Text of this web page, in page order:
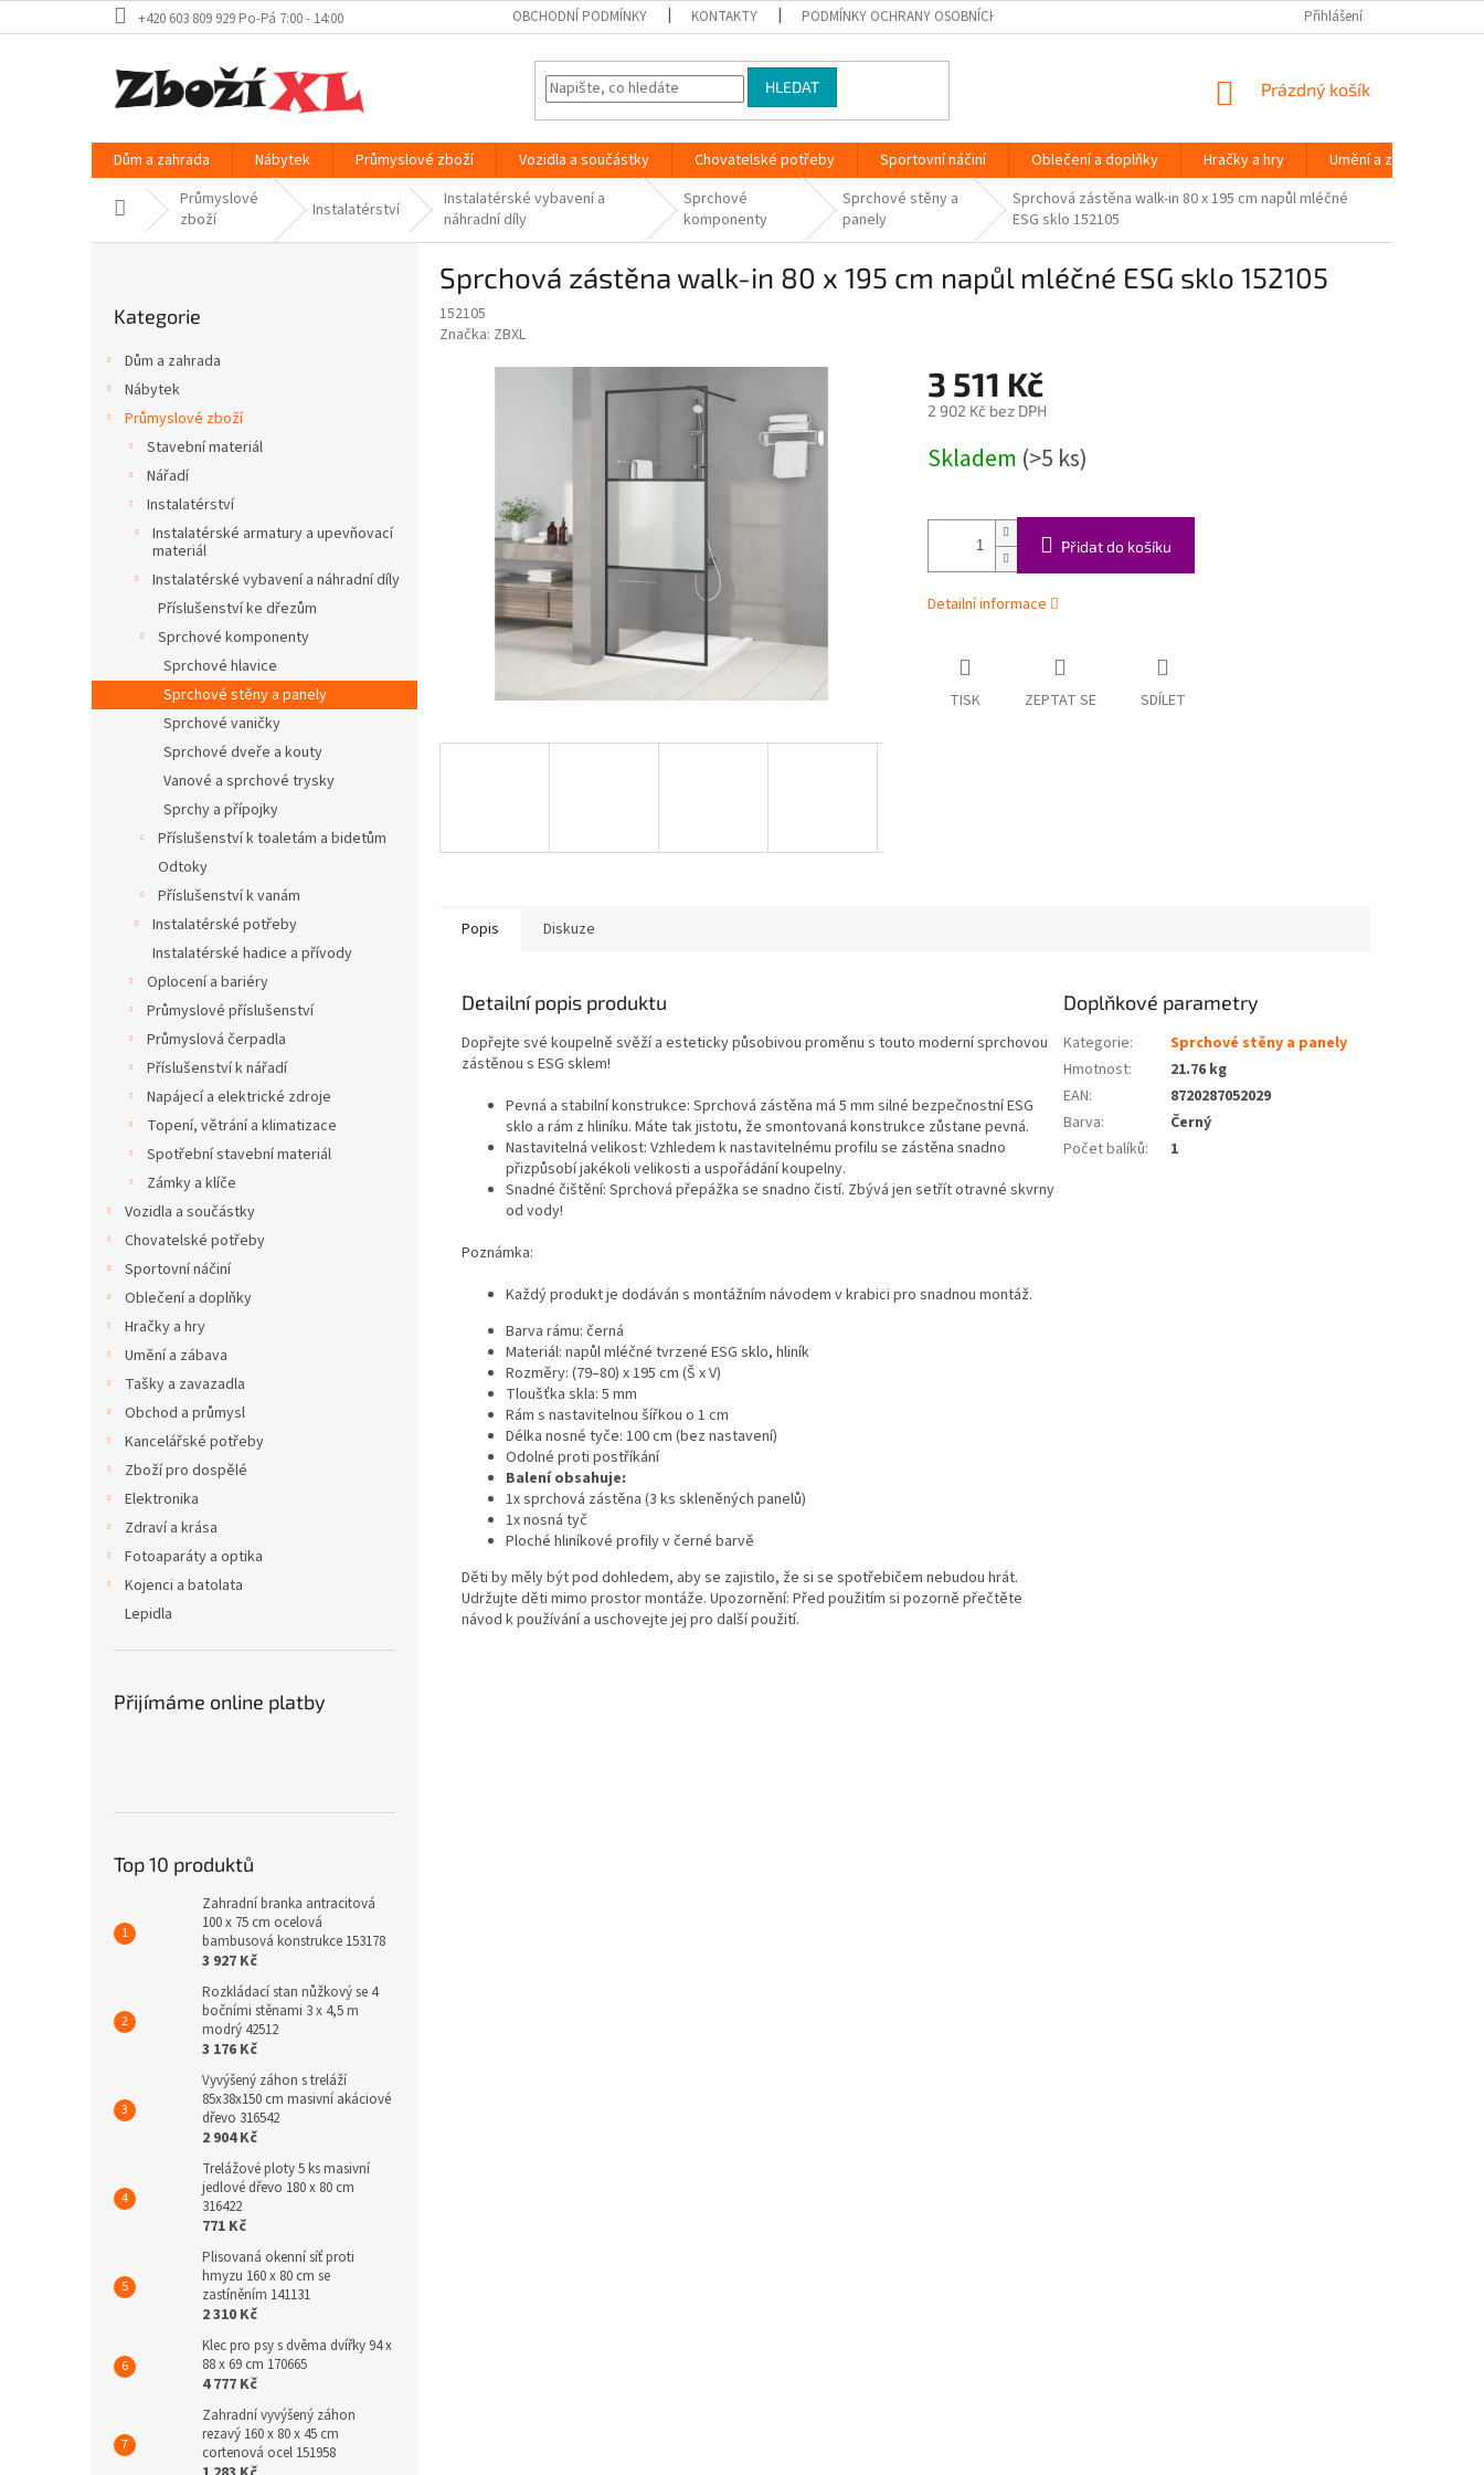
na
+420 603 809 929 Po-Pá 7:00 - 14:00 OBCHODNÍ PODMÍNKY KONTAKTY PODMÍNKY OCHRANY OSOBNÍCH ÚDAJŮ Přihlášení
HLEDAT
NÁKUPNÍ
Prázdný košík
Dům a zahrada Nábytek Průmyslové zboží Vozidla a součástky Chovatelské potřeby Sportovní náčiní Oblečení a doplňky Hračky a hry Umění a zábava
Domů Průmyslové
zboží
Instalatérství
Instalatérské vybavení a
náhradní díly
Sprchové
komponenty
Sprchové stěny a
panely
Sprchová zástěna walk-in 80 x 195 cm napůl mléčné
ESG sklo 152105
kategorie
Kategorie
Dům a zahrada
Nábytek
Průmyslové zboží
Stavební materiál
Nářadí
Instalatérství
Instalatérské armatury a upevňovací
materiál
Instalatérské vybavení a náhradní díly
Příslušenství ke dřezům
Sprchové komponenty
Sprchové hlavice
Sprchové stěny a panely
Sprchové vaničky
Sprchové dveře a kouty
Vanové a sprchové trysky
Sprchy a přípojky
Příslušenství k toaletám a bidetům
Odtoky
Příslušenství k vanám
Instalatérské potřeby
Instalatérské hadice a přívody
Oplocení a bariéry
Průmyslové příslušenství
Průmyslová čerpadla
Příslušenství k nářadí
Napájecí a elektrické zdroje
Topení, větrání a klimatizace
Spotřební stavební materiál
Zámky a klíče
Vozidla a součástky
Chovatelské potřeby
Sportovní náčiní
Oblečení a doplňky
Hračky a hry
Umění a zábava
Tašky a zavazadla
Obchod a průmysl
Kancelářské potřeby
Zboží pro dospělé
Elektronika
Zdraví a krása
Fotoaparáty a optika
Kojenci a batolata
Lepidla
Přijímáme online platby
Top 10 produktů
Zahradní branka antracitová
100 x 75 cm ocelová
bambusová konstrukce 153178
3 927 Kč
Rozkládací stan nůžkový se 4
bočními stěnami 3 x 4,5 m
modrý 42512
3 176 Kč
Vyvýšený záhon s treláží
85x38x150 cm masivní akáciové
dřevo 316542
2 904 Kč
Trelážové ploty 5 ks masivní
jedlové dřevo 180 x 80 cm
316422
771 Kč
Plisovaná okenní síť proti
hmyzu 160 x 80 cm se
zastíněním 141131
2 310 Kč
Klec pro psy s dvěma dvířky 94 x
88 x 69 cm 170665
4 777 Kč
Zahradní vyvýšený záhon
rezavý 160 x 80 x 45 cm
cortenová ocel 151958
Sprchová zástěna walk-in 80 x 195 cm napůl mléčné ESG sklo 152105
152105
Značka: ZBXL
3 511 Kč
2 902 Kč bez DPH
cena:
Skladem (>5 ks)
Přidat do košíku
Detailní informace
TISK ZEPTAT SE SDÍLET
Popis Diskuze
Detailní popis produktu
Dopřejte své koupelně svěží a esteticky působivou proměnu s touto moderní sprchovou
zástěnou s ESG sklem!
Pevná a stabilní konstrukce: Sprchová zástěna má 5 mm silné bezpečnostní ESG
sklo a rám z hliníku. Máte tak jistotu, že smontovaná konstrukce zůstane pevná.
Nastavitelná velikost: Vzhledem k nastavitelnému profilu se zástěna snadno
přizpůsobí jakékoli velikosti a uspořádání koupelny.
Snadné čištění: Sprchová přepážka se snadno čistí. Zbývá jen setřít otravné skvrny
od vody!
Poznámka:
Každý produkt je dodáván s montážním návodem v krabici pro snadnou montáž.
Barva rámu: černá
Materiál: napůl mléčné tvrzené ESG sklo, hliník
Rozměry: (79–80) x 195 cm (Š x V)
Tloušťka skla: 5 mm
Rám s nastavitelnou šířkou o 1 cm
Délka nosné tyče: 100 cm (bez nastavení)
Odolné proti postříkání
Balení obsahuje:
1x sprchová zástěna (3 ks skleněných panelů)
1x nosná tyč
Ploché hliníkové profily v černé barvě
Děti by měly být pod dohledem, aby se zajistilo, že si se spotřebičem nebudou hrát.
Udržujte děti mimo prostor montáže. Upozornění: Před použitím si pozorně přečtěte
návod k používání a uschovejte jej pro další použití.
Doplňkové parametry
Kategorie:
Sprchové stěny a panely
Hmotnost:
21.76 kg
EAN:
8720287052029
Barva:
Černý
Počet balíků: 1